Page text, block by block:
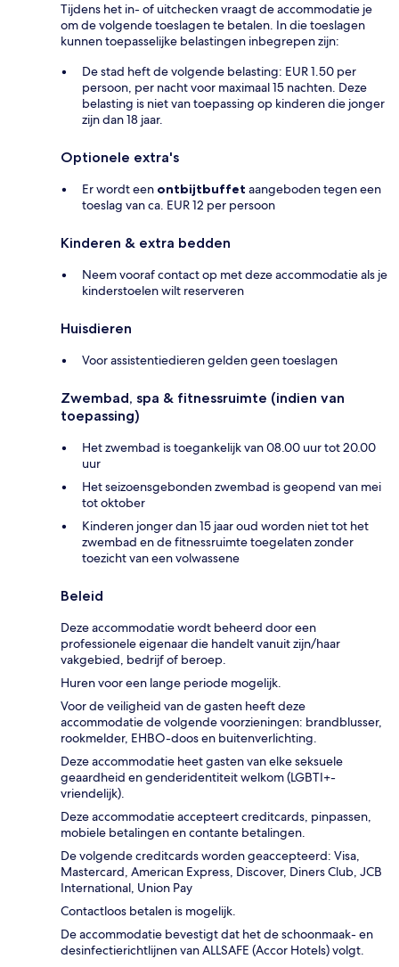
Tijdens het in- of uitchecken vraagt de accommodatie je
om de volgende toeslagen te betalen. In die toeslagen
kunnen toepasselijke belastingen inbegrepen zijn:
De stad heft de volgende belasting: EUR 1.50 per
persoon, per nacht voor maximaal 15 nachten. Deze
belasting is niet van toepassing op kinderen die jonger
zijn dan 18 jaar.
Optionele extra's
Er wordt een ontbijtbuffet aangeboden tegen een
toeslag van ca. EUR 12 per persoon
Kinderen & extra bedden
Neem vooraf contact op met deze accommodatie als je
kinderstoelen wilt reserveren
Huisdieren
Voor assistentiedieren gelden geen toeslagen
Zwembad, spa & fitnessruimte (indien van
toepassing)
Het zwembad is toegankelijk van 08.00 uur tot 20.00
uur
Het seizoensgebonden zwembad is geopend van mei
tot oktober
Kinderen jonger dan 15 jaar oud worden niet tot het
zwembad en de fitnessruimte toegelaten zonder
toezicht van een volwassene
Beleid
Deze accommodatie wordt beheerd door een
professionele eigenaar die handelt vanuit zijn/haar
vakgebied, bedrijf of beroep.
Huren voor een lange periode mogelijk.
Voor de veiligheid van de gasten heeft deze
accommodatie de volgende voorzieningen: brandblusser,
rookmelder, EHBO-doos en buitenverlichting.
Deze accommodatie heet gasten van elke seksuele
geaardheid en genderidentiteit welkom (LGBTI+-
vriendelijk).
Deze accommodatie accepteert creditcards, pinpassen,
mobiele betalingen en contante betalingen.
De volgende creditcards worden geaccepteerd: Visa,
Mastercard, American Express, Discover, Diners Club, JCB
International, Union Pay
Contactloos betalen is mogelijk.
De accommodatie bevestigt dat het de schoonmaak- en
desinfectierichtlijnen van ALLSAFE (Accor Hotels) volgt.